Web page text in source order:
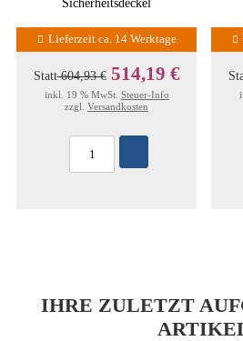
Lieferzeit ca. 14 Werktage
Statt604,93 € 514,19 €
inkl. 19 % MwSt. Steuer-Info
zzgl. Versandkosten
IHRE ZULETZT